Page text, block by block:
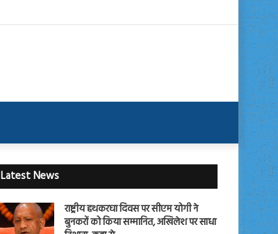
Latest News
राष्ट्रीय हथकरघा दिवस पर सीएम योगी ने
बुनकरों को किया सम्मानित, अखिलेश पर साधा